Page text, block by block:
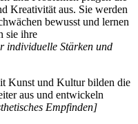
Kreativität aus. Sie werden
bewusst und lernen
sie ihre
individuelle Stärken und
Kunst und Kultur bilden die
aus und entwickeln
Empfinden]